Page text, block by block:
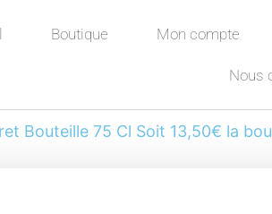
Boutique Mon compte
Nous
Bouteille 75 Cl Soit 13,50€ la